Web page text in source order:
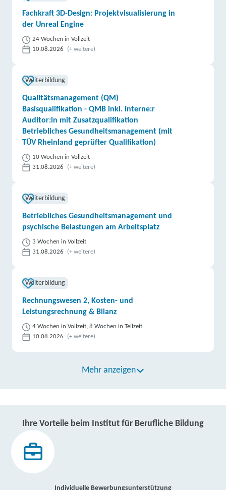
Fachkraft 3D-Design: Projektvisualisierung in
der Unreal Engine
24 Wochen in Vollzeit
10.08.2026
(+ weitere)
Weiterbildung
Qualitätsmanagement (QM)
Basisqualifikation - QMB inkl. Interne:r
Auditor:in mit Zusatzqualifikation
Betriebliches Gesundheitsmanagement (mit
TÜV Rheinland geprüfter Qualifikation)
10 Wochen in Vollzeit
31.08.2026
(+ weitere)
Weiterbildung
Betriebliches Gesundheitsmanagement und
psychische Belastungen am Arbeitsplatz
3 Wochen in Vollzeit
31.08.2026
(+ weitere)
Weiterbildung
Rechnungswesen 2, Kosten- und
Leistungsrechnung & Bilanz
4 Wochen in Vollzeit; 8 Wochen in Teilzeit
10.08.2026
(+ weitere)
Mehr anzeigen
Ihre Vorteile beim Institut für Berufliche Bildung
Individuelle Bewerbungsunterstützung